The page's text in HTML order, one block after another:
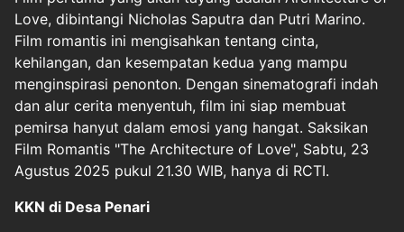
Love, dibintangi Nicholas Saputra dan Putri Marino.
Film romantis ini mengisahkan tentang cinta,
kehilangan, dan kesempatan kedua yang mampu
menginspirasi penonton. Dengan sinematografi indah
dan alur cerita menyentuh, film ini siap membuat
pemirsa hanyut dalam emosi yang hangat. Saksikan
Film Romantis "The Architecture of Love", Sabtu, 23
Agustus 2025 pukul 21.30 WIB, hanya di RCTI.
KKN di Desa Penari